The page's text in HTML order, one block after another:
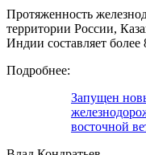
Протяженность
территории России,
Индии составляет
Подробнее:
Запущен
восточной